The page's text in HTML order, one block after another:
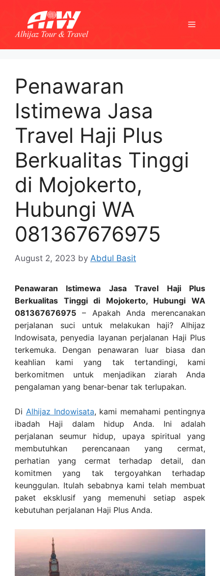
content
Menu
Penawaran
Istimewa Jasa
Travel Haji Plus
Berkualitas Tinggi
di Mojokerto,
Hubungi WA
081367676975
August 2, 2023 by Abdul Basit
Penawaran Istimewa Jasa Travel Haji Plus
Berkualitas Tinggi di Mojokerto, Hubungi WA
081367676975 – Apakah Anda merencanakan
perjalanan suci untuk melakukan haji? Alhijaz
Indowisata, penyedia layanan perjalanan Haji Plus
terkemuka. Dengan penawaran luar biasa dan
keahlian kami yang tak tertandingi, kami
berkomitmen untuk menjadikan ziarah Anda
pengalaman yang benar-benar tak terlupakan.
Di Alhijaz Indowisata, kami memahami pentingnya
ibadah Haji dalam hidup Anda. Ini adalah
perjalanan seumur hidup, upaya spiritual yang
membutuhkan perencanaan yang cermat,
perhatian yang cermat terhadap detail, dan
komitmen yang tak tergoyahkan terhadap
keunggulan. Itulah sebabnya kami telah membuat
paket eksklusif yang memenuhi setiap aspek
kebutuhan perjalanan Haji Plus Anda.